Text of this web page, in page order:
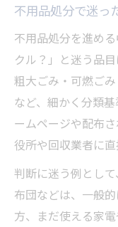
不用品処分で迷っ
不用品処分を進め
クル？」と迷う品
粗大ごみ・可燃ご
など、細かく分類
ームページや配布
役所や回収業者に直
判断に迷う例とし
布団などは、一般
方、まだ使える家